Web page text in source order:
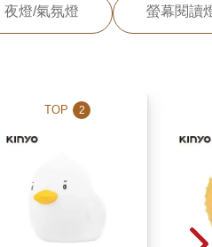
夜燈/氣氛燈 螢幕閱讀
TOP 2